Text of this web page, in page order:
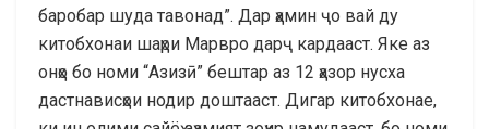
баробар шуда тавонад”. Дар ҳамин ҷо вай ду
китобхонаи шаҳри Марвро дарҷ кардааст. Яке аз
онҳо бо номи “Азизӣ” бештар аз 12 ҳазор нусха
дастнависҳои нодир доштааст. Дигар китобхонае,